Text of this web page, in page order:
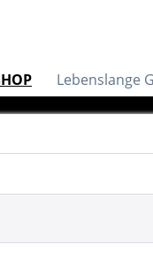
Lebenslange